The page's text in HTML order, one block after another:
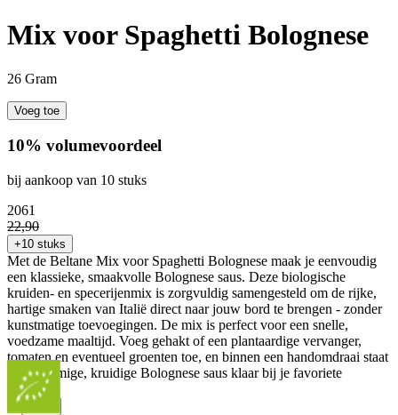
Mix voor Spaghetti Bolognese
26 Gram
Voeg toe
10% volumevoordeel
bij aankoop van 10 stuks
2061
22,90
+10 stuks
Met de Beltane Mix voor Spaghetti Bolognese maak je eenvoudig
een klassieke, smaakvolle Bolognese saus. Deze biologische
kruiden- en specerijenmix is zorgvuldig samengesteld om de rijke,
hartige smaken van Italië direct naar jouw bord te brengen - zonder
kunstmatige toevoegingen. De mix is perfect voor een snelle,
voedzame maaltijd. Voeg gehakt of een plantaardige vervanger,
tomaten en eventueel groenten toe, en binnen een handomdraai staat
er een romige, kruidige Bolognese saus klaar bij je favoriete
spaghetti.
...